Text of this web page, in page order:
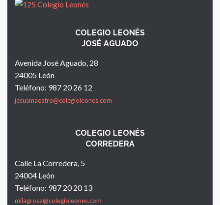
COLEGIO LEONÉS
JOSÉ AGUADO
Avenida José Aguado, 28
24005 León
Teléfono: 987 20 26 12
jesusmaestro@colegioleones.com
COLEGIO LEONÉS
CORREDERA
Calle La Corredera, 5
24004 León
Teléfono: 987 20 20 13
milagrosa@colegioleones.com